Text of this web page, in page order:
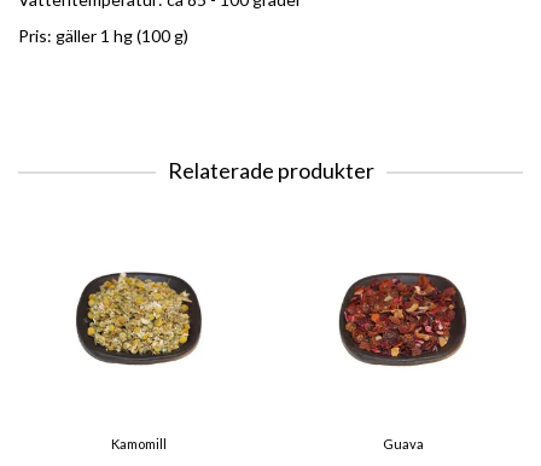
Pris: gäller 1 hg (100 g)
Relaterade produkter
Kamomill Guava